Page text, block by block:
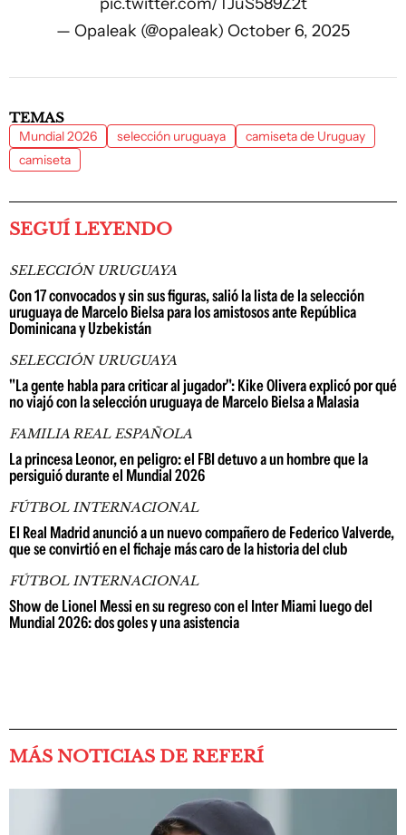
— Opaleak (@opaleak) October 6, 2025
TEMAS
Mundial 2026 selección uruguaya
camiseta de Uruguay
camiseta
SEGUÍ LEYENDO
SELECCIÓN URUGUAYA
Con 17 convocados y sin sus figuras, salió la lista de la selección
uruguaya de Marcelo Bielsa para los amistosos ante República
Dominicana y Uzbekistán
SELECCIÓN URUGUAYA
"La gente habla para criticar al jugador": Kike Olivera explicó por qué
no viajó con la selección uruguaya de Marcelo Bielsa a Malasia
FAMILIA REAL ESPAÑOLA
La princesa Leonor, en peligro: el FBI detuvo a un hombre que la
persiguió durante el Mundial 2026
FÚTBOL INTERNACIONAL
El Real Madrid anunció a un nuevo compañero de Federico Valverde,
que se convirtió en el fichaje más caro de la historia del club
FÚTBOL INTERNACIONAL
Show de Lionel Messi en su regreso con el Inter Miami luego del
Mundial 2026: dos goles y una asistencia
MÁS NOTICIAS DE REFERÍ